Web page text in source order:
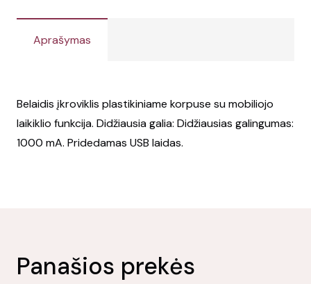
Aprašymas
Belaidis įkroviklis plastikiniame korpuse su mobiliojo
laikiklio funkcija. Didžiausia galia: Didžiausias galingumas:
1000 mA. Pridedamas USB laidas.
Panašios prekės